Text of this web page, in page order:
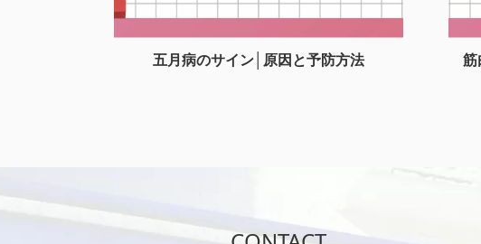
五月病のサイン│原因と予防方法 筋